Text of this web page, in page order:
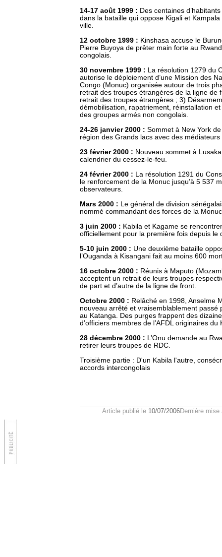
14-17 août 1999 : Des centaines
dans la bataille qui oppose Kigali et
ville.
12 octobre 1999 : Kinshasa accuse le
Pierre Buyoya de prêter main forte au
congolais.
30 novembre 1999 : La résolution 1279 du
autorise le déploiement d’une Mission des
Congo (Monuc) organisée autour de trois
retrait des troupes étrangères de la ligne de
retrait des troupes étrangères ; 3)
démobilisation, rapatriement, réinstallation
des groupes armés non congolais.
24-26 janvier 2000 : Sommet à New York
région des Grands lacs avec des médiateurs
23 février 2000 : Nouveau sommet à
calendrier du cessez-le-feu.
24 février 2000 : La résolution 1291 du
le renforcement de la Monuc jusqu’à 5 537
observateurs.
Mars 2000 : Le général de division
nommé commandant des forces de la
3 juin 2000 : Kabila et Kagame se
officiellement pour la première fois depuis le
5-10 juin 2000 : Une deuxième bataille
l’Ouganda à Kisangani fait au moins 600
16 octobre 2000 : Réunis à Maputo
acceptent un retrait de leurs troupes
de part et d’autre de la ligne de front.
Octobre 2000 : Relâché en 1998, Anselme
nouveau arrêté et vraisemblablement passé
au Katanga. Des purges frappent des
d’officiers membres de l’AFDL originaires du
28 décembre 2000 : L’Onu demande au
retirer leurs troupes de RDC.
Troisième partie : D'un Kabila l'autre,
accords intercongolais
Article publié le 10/07/2006Dernière